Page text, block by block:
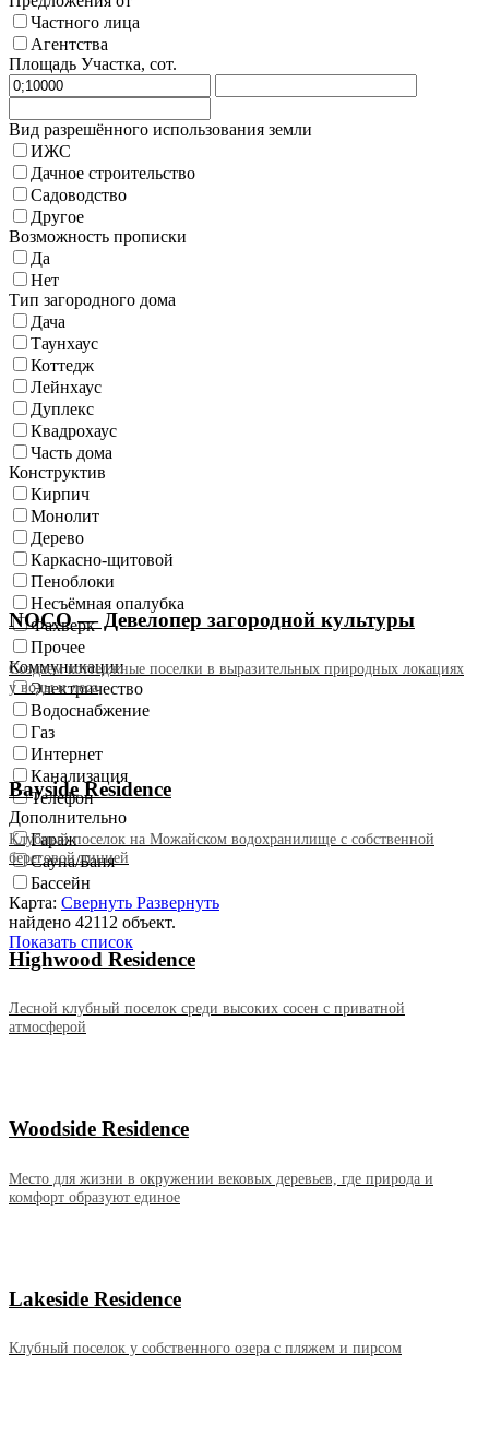
Частного лица
Агентства
Площадь Участка, сот.
Вид разрешённого использования земли
ИЖС
Дачное строительство
Садоводство
Другое
Возможность прописки
Да
Нет
Тип загородного дома
Дача
Таунхаус
Коттедж
Лейнхаус
Дуплекс
Квадрохаус
Часть дома
Конструктив
Кирпич
Монолит
Дерево
Каркасно-щитовой
Пеноблоки
Несъёмная опалубка
Фахверк
Прочее
Коммуникации
Электричество
Водоснабжение
Газ
Интернет
Канализация
Телефон
Дополнительно
Гараж
Сауна/Баня
Бассейн
Карта: Свернуть Развернуть
найдено 42112 объект.
Показать список
NOCO — Девелопер загородной культуры
Создаем коттеджные поселки в выразительных природных локациях
у воды и леса
Bayside Residence
Клубный поселок на Можайском водохранилище с собственной
береговой линией
Highwood Residence
Лесной клубный поселок среди высоких сосен с приватной
атмосферой
Woodside Residence
Место для жизни в окружении вековых деревьев, где природа и
комфорт образуют единое
Lakeside Residence
Клубный поселок у собственного озера с пляжем и пирсом